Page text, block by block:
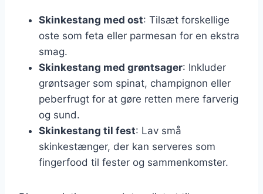
Skinkestang med ost: Tilsæt forskellige
oste som feta eller parmesan for en ekstra
smag.
Skinkestang med grøntsager: Inkluder
grøntsager som spinat, champignon eller
peberfrugt for at gøre retten mere farverig
og sund.
Skinkestang til fest: Lav små
skinkestænger, der kan serveres som
fingerfood til fester og sammenkomster.